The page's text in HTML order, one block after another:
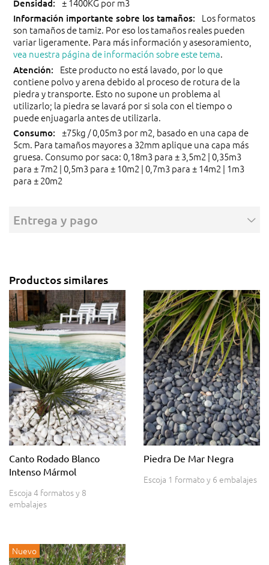
± 1400KG por m3
Los formatos
son tamaños de tamiz. Por eso los tamaños reales pueden
variar ligeramente. Para más información y asesoramiento,
vea nuestra página de información sobre este tema.
Este producto no está lavado, por lo que
contiene polvo y arena debido al proceso de rotura de la
piedra y transporte. Esto no supone un problema al
utilizarlo; la piedra se lavará por si sola con el tiempo o
puede enjuagarla antes de utilizarla.
±75kg / 0,05m3 por m2, basado en una capa de
5cm. Para tamaños mayores a 32mm aplique una capa más
gruesa. Consumo por saca: 0,18m3 para ± 3,5m2 | 0,35m3
para ± 7m2 | 0,5m3 para ± 10m2 | 0,7m3 para ± 14m2 | 1m3
para ± 20m2
Entrega y pago
Productos similares
Canto Rodado Blanco
Intenso Mármol
Escoja 4 formatos y 8
embalajes
Piedra De Mar Negra
Escoja 1 formato y 6 embalajes
Nuevo